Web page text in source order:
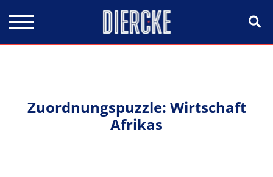
Zuordnungspuzzle: Wirtschaft
Afrikas